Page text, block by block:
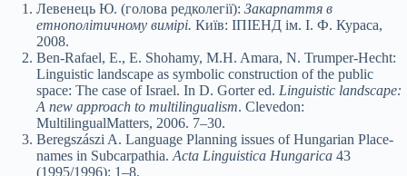
Левенець Ю. (голова редколегії): Закарпаття в
етнополітичному вимірі. Київ: ІПІЕНД ім. І. Ф. Кураса,
2008.
Ben-Rafael, E., E. Shohamy, M.H. Amara, N. Trumper-Hecht:
Linguistic landscape as symbolic construction of the public
space: The case of Israel. In D. Gorter ed. Linguistic landscape:
A new approach to multilingualism. Clevedon:
MultilingualMatters, 2006. 7–30.
Beregszászi A. Language Planning issues of Hungarian Place-
names in Subcarpathia. Acta Linguistica Hungarica 43
(1995/1996): 1–8.